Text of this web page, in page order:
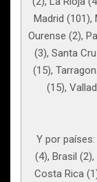
Madrid (101),
Ourense (2),
(3), Santa
(15),
(15),
Y por
(4), Brasil
Costa Rica